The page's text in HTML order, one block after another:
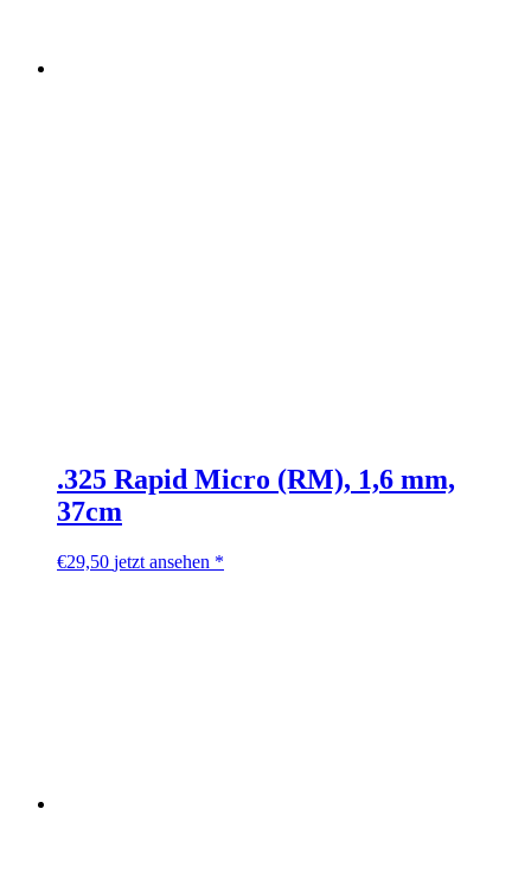
.325 Rapid Micro (RM), 1,6 mm,
37cm
€29,50 jetzt ansehen *